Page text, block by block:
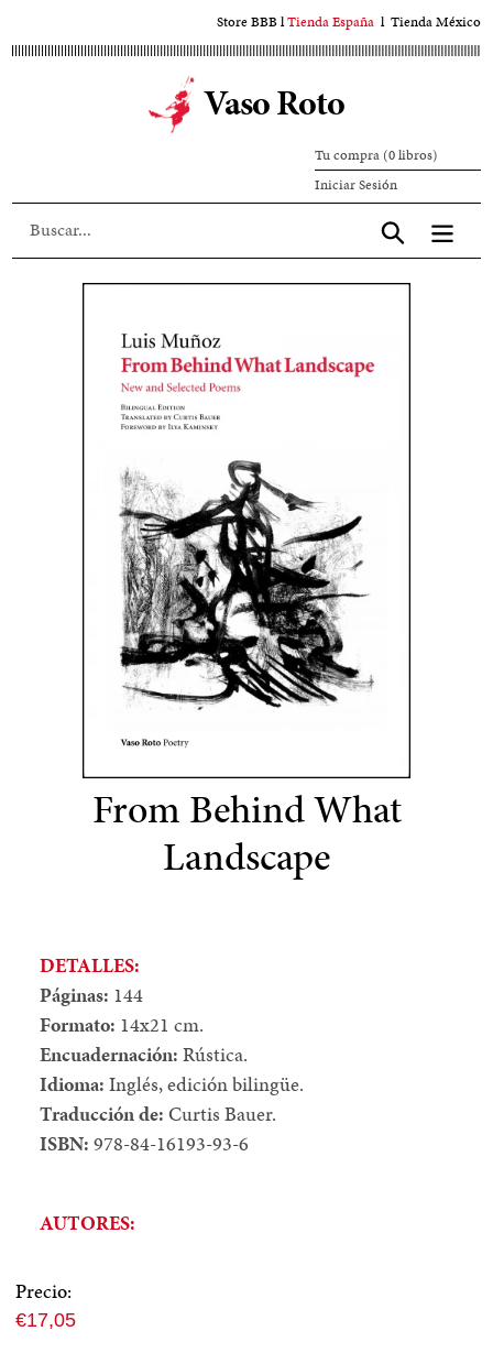
al
Store BBBlTienda España l Tienda México
Vaso Roto
Tu compra (0 libros)
Iniciar SesiónIniciar
sesión
Aceptar
From Behind What
Landscape
DETALLES:
Páginas: 144
Formato: 14x21 cm.
Encuadernación:Rústica.
Idioma:Inglés, edición bilingüe.
Traducción de:Curtis Bauer.
ISBN:978-84-16193-93-6
AUTORES:
Precio:
Precio
€17,05